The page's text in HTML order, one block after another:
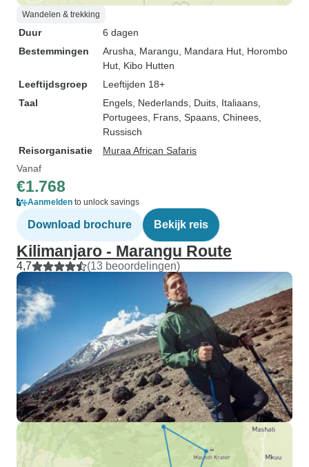
Wandelen & trekking
Duur
6 dagen
Bestemmingen
Arusha , Marangu , Mandara Hut , Horombo
Hut , Kibo Hutten
Leeftijdsgroep
Leeftijden 18+
Taal
Engels, Nederlands, Duits, Italiaans,
Portugees, Frans, Spaans, Chinees,
Russisch
Reisorganisatie
Muraa African Safaris
Vanaf
€1.768
Aanmelden to unlock savings
Download brochure Bekijk reis
Kilimanjaro - Marangu Route
4,7 (13 beoordelingen)